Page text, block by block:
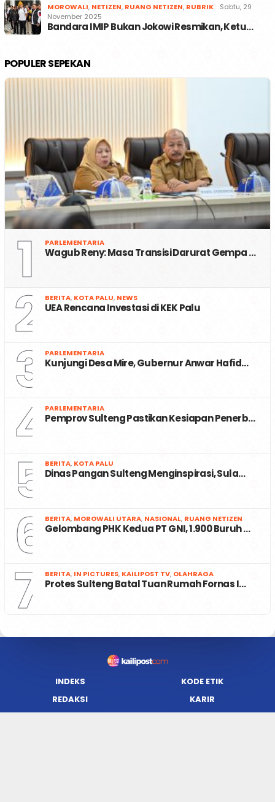
MOROWALI, NETIZEN, RUANG NETIZEN, RUBRIK
Sabtu, 29
November 2025
Bandara IMIP Bukan Jokowi Resmikan, Ketu…
POPULER SEPEKAN
1 PARLEMENTARIA
Wagub Reny: Masa Transisi Darurat Gempa …
2 BERITA, KOTA PALU, NEWS
UEA Rencana Investasi di KEK Palu
3 PARLEMENTARIA
Kunjungi Desa Mire, Gubernur Anwar Hafid…
4 PARLEMENTARIA
Pemprov Sulteng Pastikan Kesiapan Penerb…
5 BERITA, KOTA PALU
Dinas Pangan Sulteng Menginspirasi, Sula…
6 BERITA, MOROWALI UTARA, NASIONAL, RUANG NETIZEN
Gelombang PHK Kedua PT GNI, 1.900 Buruh …
7 BERITA, IN PICTURES, KAILIPOST TV, OLAHRAGA
Protes Sulteng Batal Tuan Rumah Fornas I…
INDEKS
KODE ETIK
REDAKSI
KARIR